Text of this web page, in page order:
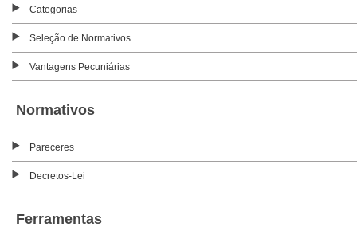
Categorias
Seleção de Normativos
Vantagens Pecuniárias
Normativos
Pareceres
Decretos-Lei
Ferramentas